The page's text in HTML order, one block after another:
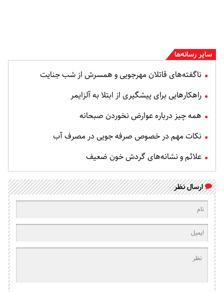
سایر رسانه‌ها
ناگفته‌های قاتلان مهرجویی و همسرش از شب جنایت
راهکارهایی برای پیشگیری از ابتلا به آلزایمر
همه چیز درباره عوارض نخوردن صبحانه
نکات مهم در خصوص صرفه جویی در مصرف آب
علائم و نشانه‌های گردش خون ضعیف
ارسال نظر